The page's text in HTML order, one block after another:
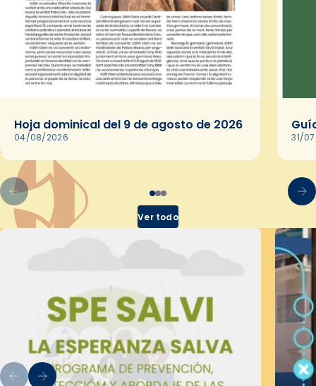
Hoja dominical del 9 de agosto de 2026
04/08/2026 31/
Ver todo